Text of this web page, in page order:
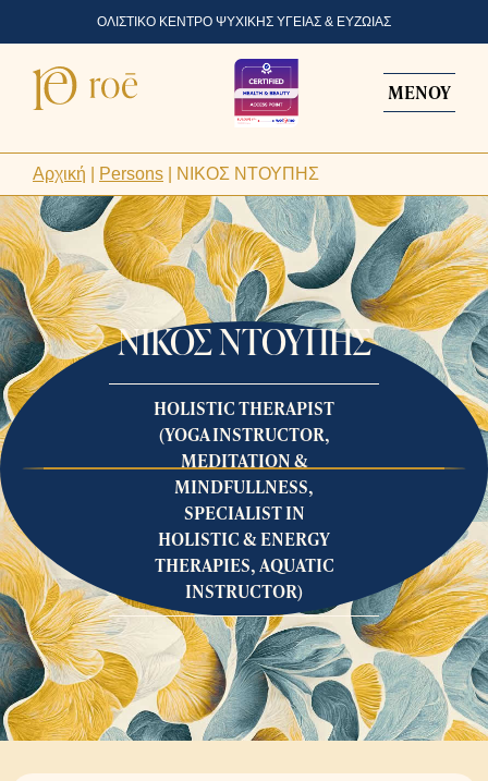
ΟΛΙΣΤΙΚΟ ΚΕΝΤΡΟ ΨΥΧΙΚΗΣ ΥΓΕΙΑΣ & ΕΥΖΩΙΑΣ
ΜΕΝΟΥ
Αρχική Persons ΝΙΚΟΣ ΝΤΟΥΠΗΣ
ΝΙΚΟΣ ΝΤΟΥΠΗΣ
HOLISTIC THERAPIST
(YOGA INSTRUCTOR,
MEDITATION &
MINDFULLNESS,
SPECIALIST IN
HOLISTIC & ENERGY
THERAPIES, AQUATIC
INSTRUCTOR)